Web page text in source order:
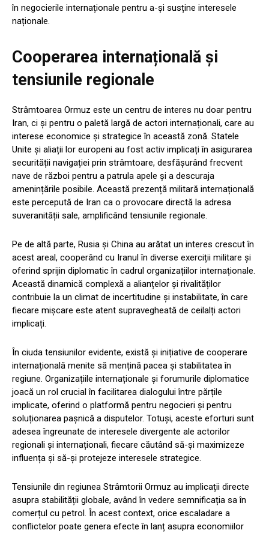
în negocierile internaționale pentru a-și susține interesele
naționale.
Cooperarea internațională și
tensiunile regionale
Strâmtoarea Ormuz este un centru de interes nu doar pentru
Iran, ci și pentru o paletă largă de actori internaționali, care au
interese economice și strategice în această zonă. Statele
Unite și aliații lor europeni au fost activ implicați în asigurarea
securității navigației prin strâmtoare, desfășurând frecvent
nave de război pentru a patrula apele și a descuraja
amenințările posibile. Această prezență militară internațională
este percepută de Iran ca o provocare directă la adresa
suveranității sale, amplificând tensiunile regionale.
Pe de altă parte, Rusia și China au arătat un interes crescut în
acest areal, cooperând cu Iranul în diverse exerciții militare și
oferind sprijin diplomatic în cadrul organizațiilor internaționale.
Această dinamică complexă a alianțelor și rivalităților
contribuie la un climat de incertitudine și instabilitate, în care
fiecare mișcare este atent supravegheată de ceilalți actori
implicați.
În ciuda tensiunilor evidente, există și inițiative de cooperare
internațională menite să mențină pacea și stabilitatea în
regiune. Organizațiile internaționale și forumurile diplomatice
joacă un rol crucial în facilitarea dialogului între părțile
implicate, oferind o platformă pentru negocieri și pentru
soluționarea pașnică a disputelor. Totuși, aceste eforturi sunt
adesea îngreunate de interesele divergente ale actorilor
regionali și internaționali, fiecare căutând să-și maximizeze
influența și să-și protejeze interesele strategice.
Tensiunile din regiunea Strâmtorii Ormuz au implicații directe
asupra stabilității globale, având în vedere semnificația sa în
comerțul cu petrol. În acest context, orice escaladare a
conflictelor poate genera efecte în lanț asupra economiilor